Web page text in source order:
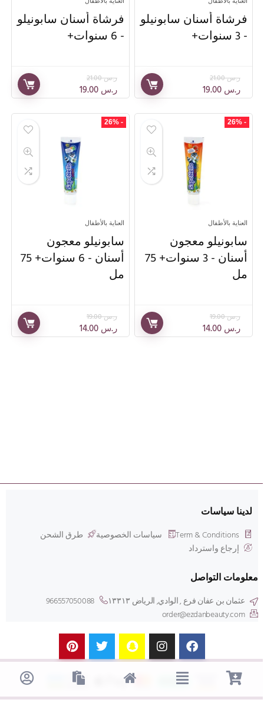
فرشاة أسنان سابونيلو
- 3 سنوات+
ر.س21.00
ر.س19.00
فرشاة أسنان سابونيلو
- 6 سنوات+
ر.س21.00
ر.س19.00
- 26%
العناية بالأطفال
سابونيلو معجون
أسنان - 3 سنوات+ 75
مل
ر.س19.00
ر.س14.00
- 26%
العناية بالأطفال
سابونيلو معجون
أسنان - 6 سنوات+ 75
مل
ر.س19.00
ر.س14.00
لدينا سياسات
Term & Conditions سياسات الخصوصية
طرق الشحن
إرجاع واسترداد
معلومات التواصل
عثمان بن عفان فرع , الوادي, الرياض ۱۳۳۱۳
966557050088
order@ezdanbeauty.com